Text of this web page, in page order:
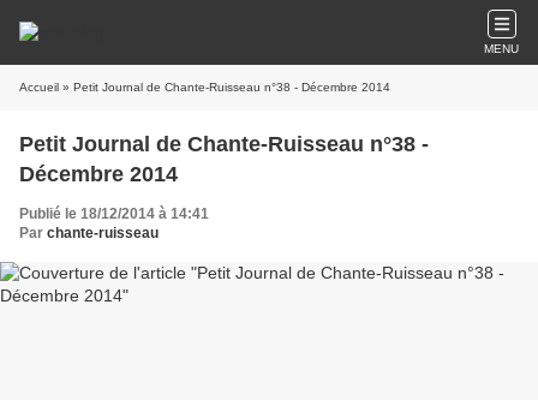
MENU
Accueil » Petit Journal de Chante-Ruisseau n°38 - Décembre 2014
Petit Journal de Chante-Ruisseau n°38 -
Décembre 2014
Publié le 18/12/2014 à 14:41
Par chante-ruisseau